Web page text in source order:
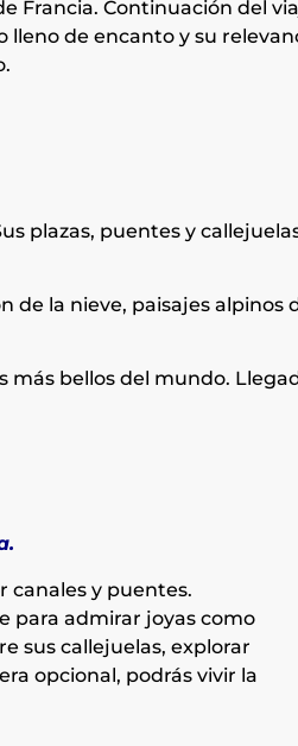
Francia. Continuación del
lleno de encanto y su
plazas, puentes y
de la nieve, paisajes alpinos
más bellos del mundo.
canales y puentes.
para admirar joyas como
sus callejuelas, explorar
opcional, podrás vivir la